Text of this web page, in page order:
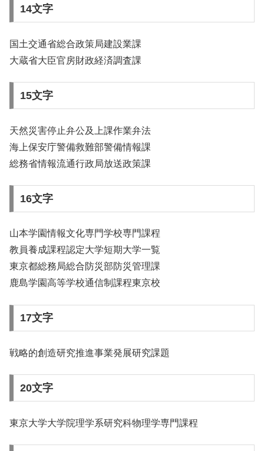
14文字
国土交通省総合政策局建設業課
大蔵省大臣官房財政経済調査課
15文字
天然災害停止弁公及上課作業弁法
海上保安庁警備救難部警備情報課
総務省情報流通行政局放送政策課
16文字
山本学園情報文化専門学校専門課程
教員養成課程認定大学短期大学一覧
東京都総務局総合防災部防災管理課
鹿島学園高等学校通信制課程東京校
17文字
戦略的創造研究推進事業発展研究課題
20文字
東京大学大学院理学系研究科物理学専門課程